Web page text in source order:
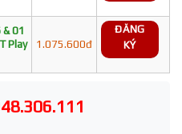
01
Play
1.075.600đ
ĐĂNG
KÝ